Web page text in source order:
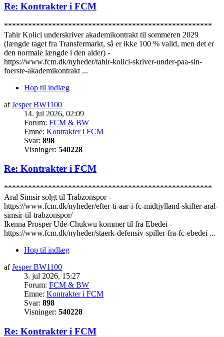
Re: Kontrakter i FCM
****************************************************
Tahir Kolici underskriver akademikontrakt til sommeren 2029
(længde taget fra Transfermarkt, så er ikke 100 % valid, men det er
den normale længde i den alder) -
https://www.fcm.dk/nyheder/tahir-kolici-skriver-under-paa-sin-
foerste-akademikontrakt ...
Hop til indlæg
afJesper BW1100
14. jul 2026, 02:09
Forum: FCM & BW
Emne: Kontrakter i FCM
Svar: 898
Visninger: 540228
Re: Kontrakter i FCM
****************************************************
Aral Simsir solgt til Trabzonspor -
https://www.fcm.dk/nyheder/efter-ti-aar-i-fc-midtjylland-skifter-aral-
simsir-til-trabzonspor/
Ikenna Prosper Ude-Chukwu kommer til fra Ebedei -
https://www.fcm.dk/nyheder/staerk-defensiv-spiller-fra-fc-ebedei ...
Hop til indlæg
afJesper BW1100
3. jul 2026, 15:27
Forum: FCM & BW
Emne: Kontrakter i FCM
Svar: 898
Visninger: 540228
Re: Kontrakter i FCM